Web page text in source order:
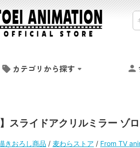
カテゴリから探す
スライドアクリルミラー ゾロ
きおろし商品 / 麦わらストア / From TV